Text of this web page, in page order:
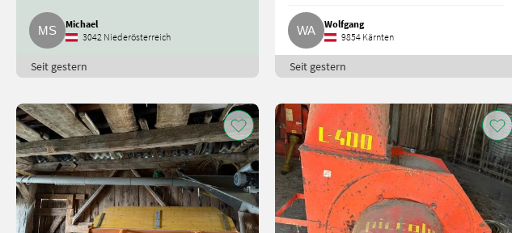
Michael
3042 Niederösterreich
Seit gestern
Wolfgang
9854 Kärnten
Seit gestern